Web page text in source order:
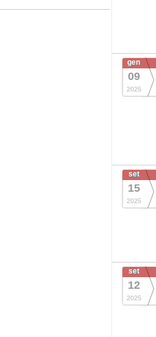
gen
09
2025
set
15
2025
set
12
2025